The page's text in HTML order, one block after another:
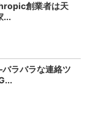
創業者は天
...
ラバラな連絡ツ